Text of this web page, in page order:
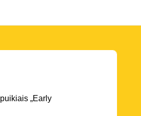
„Early